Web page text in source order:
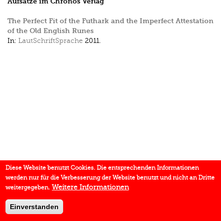
The Perfect Fit of the Futhark and the Imperfect Attestation
of the Old English Runes
In: LautSchriftSprache 2011.
Diese Website benutzt Cookies. Die entsprechenden Informationen
werden nur für die Verbesserung der Website benutzt und nicht an Dritte
weitergegeben. Weitere Informationen
Einverstanden